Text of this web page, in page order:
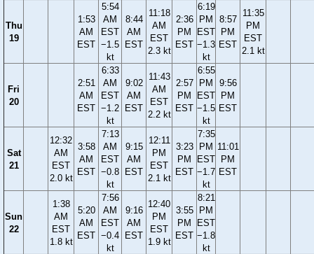
Thu
19
1:53
AM
EST
5:54
AM
EST
−1.5
kt
8:44
AM
EST
11:18
AM
EST
2.3 kt
2:36
PM
EST
6:19
PM
EST
−1.3
kt
8:57
PM
EST
11:35
PM
EST
2.1 kt
Fri
20
2:51
AM
EST
6:33
AM
EST
−1.2
kt
9:02
AM
EST
11:43
AM
EST
2.2 kt
2:57
PM
EST
6:55
PM
EST
−1.5
kt
9:56
PM
EST
Sat
21
12:32
AM
EST
2.0 kt
3:58
AM
EST
7:13
AM
EST
−0.8
kt
9:15
AM
EST
12:11
PM
EST
2.1 kt
3:23
PM
EST
7:35
PM
EST
−1.7
kt
11:01
PM
EST
Sun
22
1:38
AM
EST
1.8 kt
5:20
AM
EST
7:56
AM
EST
−0.4
kt
9:16
AM
EST
12:40
PM
EST
1.9 kt
3:55
PM
EST
8:21
PM
EST
−1.8
kt